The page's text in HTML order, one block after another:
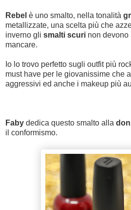
Rebel è uno smalto, nella tonalità
metallizzate, una scelta più che
inverno gli smalti scuri non devono
mancare.
Io lo trovo perfetto sugli outfit più
must have per le giovanissime che
aggressivi ed anche i makeup più
Faby dedica questo smalto alla
il conformismo.